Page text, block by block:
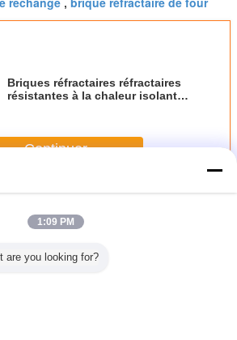
,
Briques réfractaires réfractaires
résistantes à la chaleur isolantes,
Continuer
réfractaires
1:09 PM
are you looking for?